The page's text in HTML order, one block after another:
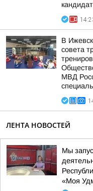
В
совета
МВД
ЛЕНТА НОВОСТЕЙ
Мы
«Моя